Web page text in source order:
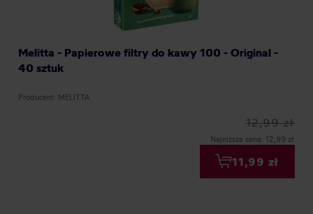
Melitta - Papierowe filtry do kawy 100 - Original -
40 sztuk
Producent: MELITTA
12,99 zł
Najniższa cena: 12,99 zł
11,99 zł